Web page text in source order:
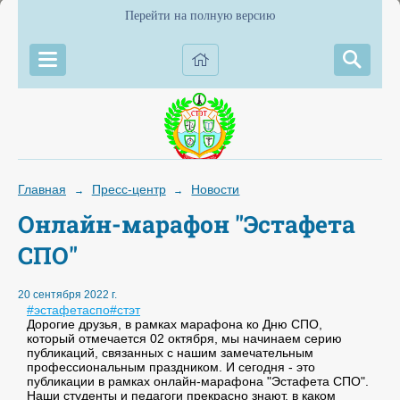
Перейти на полную версию
Главная → Пресс-центр → Новости
Онлайн-марафон "Эстафета
СПО"
20 сентября 2022 г.
#эстафетаспо#стэт
Дорогие друзья, в рамках марафона ко Дню СПО,
который отмечается 02 октября, мы начинаем серию
публикаций, связанных с нашим замечательным
профессиональным праздником. И сегодня - это
публикации в рамках онлайн-марафона "Эстафета СПО".
Наши студенты и педагоги прекрасно знают, в каком